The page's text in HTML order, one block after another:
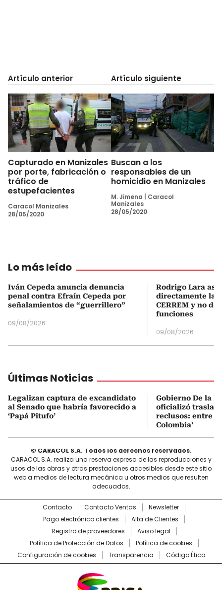
Artículo anterior
Capturado en Manizales
por porte, fabricación o
tráfico de
estupefacientes
Caracol Manizales
28/05/2020
Artículo siguiente
Buscan a los
responsables de un
homicidio en Manizales
M. Jimena
Caracol
Manizales
28/05/2020
Lo más leído
Iván Cepeda anuncia denuncia
penal contra Efraín Cepeda por
señalamientos de “guerrillero”
09/08/2026
Rodrigo Lara
directamente la
CERREM y no
funciones
09/08/2026
Últimas Noticias
Legalizan captura de excandidato
al Senado que habría favorecido a
‘Papá Pitufo’
Gobierno De la
oficializó
reclusos: entre
Colombia’
© CARACOL S.A. Todos los derechos reservados.
CARACOL S.A. realiza una reserva expresa de las reproducciones y
usos de las obras y otras prestaciones accesibles desde este sitio
web a medios de lectura mecánica u otros medios que resulten
adecuados.
Contacto Contacto Ventas
Newsletter
Pago electrónico clientes
Alta de Clientes
Registro de proveedores
Aviso legal
Política de Protección de Datos
Política de cookies
Configuración de cookies
Transparencia Código Ético